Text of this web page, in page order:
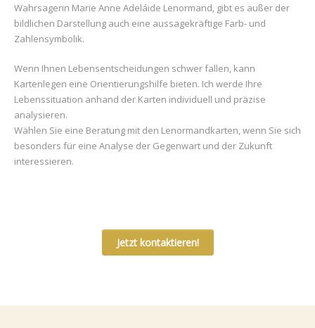
Wahrsagerin Marie Anne Adeláide Lenormand, gibt es außer der
bildlichen Darstellung auch eine aussagekräftige Farb- und
Zahlensymbolik.
Wenn Ihnen Lebensentscheidungen schwer fallen, kann
Kartenlegen eine Orientierungshilfe bieten. Ich werde Ihre
Lebenssituation anhand der Karten individuell und präzise
analysieren.
Wählen Sie eine Beratung mit den Lenormandkarten, wenn Sie sich
besonders für eine Analyse der Gegenwart und der Zukunft
interessieren.
Jetzt kontaktieren!